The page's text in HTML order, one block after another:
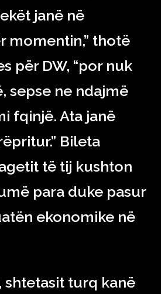
janë në
momentin,” thotë
për DW, “por nuk
sepse ne ndajmë
fqinjë. Ata janë
Bileta
të tij kushton
para duke pasur
ekonomike në
shtetasit turq kanë